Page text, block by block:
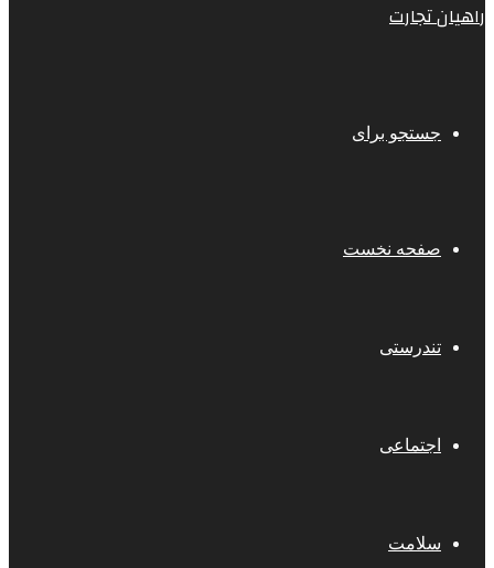
راهیان تجارت
جستجو برای
صفحه نخست
تندرستی
اجتماعی
سلامت